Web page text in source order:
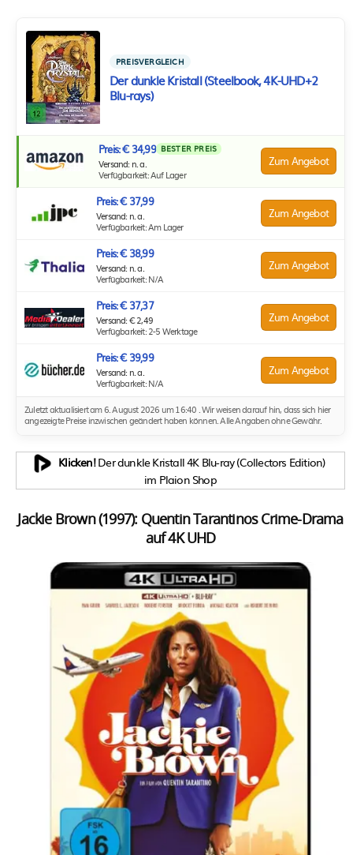
PREISVERGLEICH
Der dunkle Kristall (Steelbook, 4K-UHD+2
Blu-rays)
Preis: € 34,99 BESTER PREIS
Versand: n. a.
Verfügbarkeit: Auf Lager
Zum Angebot
Preis: € 37,99
Versand: n. a.
Verfügbarkeit: Am Lager
Zum Angebot
Preis: € 38,99
Versand: n. a.
Verfügbarkeit: N/A
Zum Angebot
Preis: € 37,37
Versand: € 2,49
Verfügbarkeit: 2-5 Werktage
Zum Angebot
Preis: € 39,99
Versand: n. a.
Verfügbarkeit: N/A
Zum Angebot
Zuletzt aktualisiert am 6. August 2026 um 16:40 . Wir weisen darauf hin, dass sich hier
angezeigte Preise inzwischen geändert haben können. Alle Angaben ohne Gewähr.
Klicken!Der dunkle Kristall 4K Blu-ray (Collectors Edition)
im Plaion Shop
Jackie Brown (1997): Quentin Tarantinos Crime-Drama
auf 4K UHD